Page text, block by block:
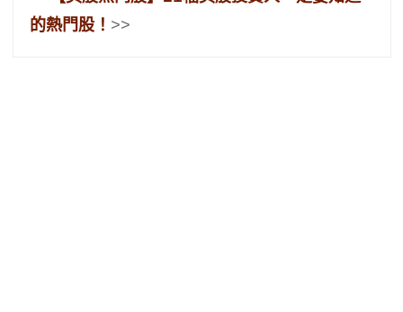
的熱門股！ >>